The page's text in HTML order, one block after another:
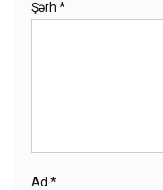
Şərh *
Ad *